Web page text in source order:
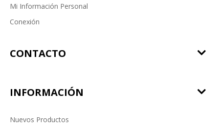
Mi Información Personal
Conexión
CONTACTO
INFORMACIÓN
Nuevos Productos